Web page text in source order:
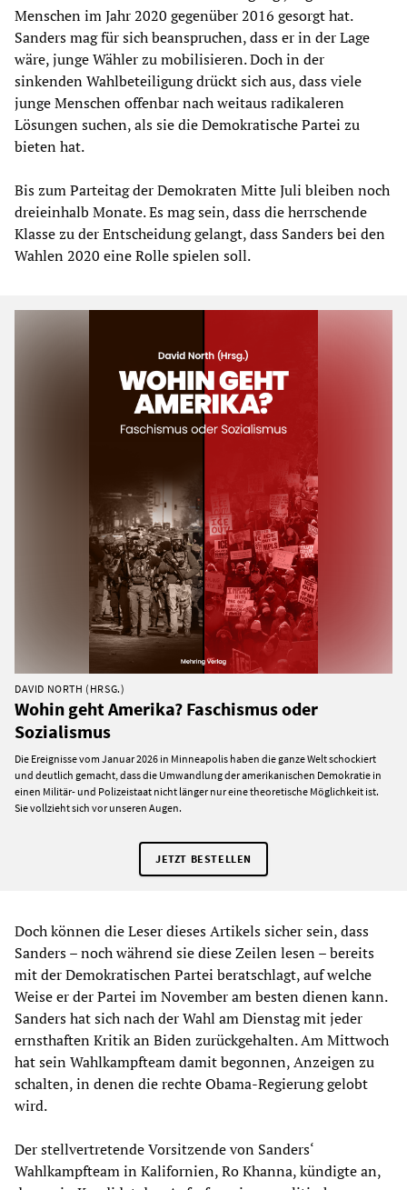
Menschen im Jahr 2020 gegenüber 2016 gesorgt hat.
Sanders mag für sich beanspruchen, dass er in der Lage
wäre, junge Wähler zu mobilisieren. Doch in der
sinkenden Wahlbeteiligung drückt sich aus, dass viele
junge Menschen offenbar nach weitaus radikaleren
Lösungen suchen, als sie die Demokratische Partei zu
bieten hat.
Bis zum Parteitag der Demokraten Mitte Juli bleiben noch
dreieinhalb Monate. Es mag sein, dass die herrschende
Klasse zu der Entscheidung gelangt, dass Sanders bei den
Wahlen 2020 eine Rolle spielen soll.
DAVID NORTH (HRSG.)
Wohin geht Amerika? Faschismus oder
Sozialismus
Die Ereignisse vom Januar 2026 in Minneapolis haben die ganze Welt schockiert
und deutlich gemacht, dass die Umwandlung der amerikanischen Demokratie in
einen Militär- und Polizeistaat nicht länger nur eine theoretische Möglichkeit ist.
Sie vollzieht sich vor unseren Augen.
JETZT BESTELLEN
Doch können die Leser dieses Artikels sicher sein, dass
Sanders – noch während sie diese Zeilen lesen – bereits
mit der Demokratischen Partei beratschlagt, auf welche
Weise er der Partei im November am besten dienen kann.
Sanders hat sich nach der Wahl am Dienstag mit jeder
ernsthaften Kritik an Biden zurückgehalten. Am Mittwoch
hat sein Wahlkampfteam damit begonnen, Anzeigen zu
schalten, in denen die rechte Obama-Regierung gelobt
wird.
Der stellvertretende Vorsitzende von Sanders‘
Wahlkampfteam in Kalifornien, Ro Khanna, kündigte an,